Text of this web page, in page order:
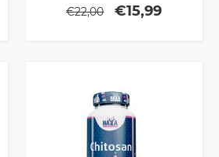
€22,00 €15,99